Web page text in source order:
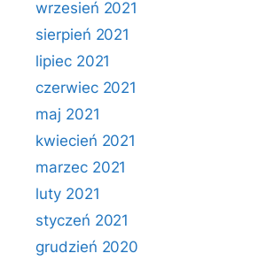
wrzesień 2021
sierpień 2021
lipiec 2021
czerwiec 2021
maj 2021
kwiecień 2021
marzec 2021
luty 2021
styczeń 2021
grudzień 2020